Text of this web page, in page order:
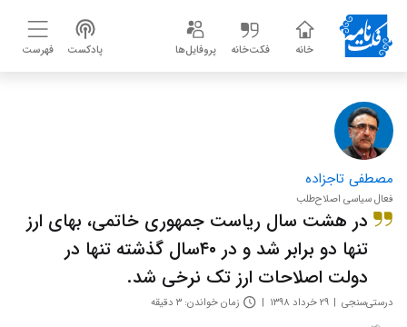
خانه فکت‌خانه پروفایل‌ها پادکست فهرست
مصطفی تاجزاده
فعال سیاسی اصلاح‌طلب
در هشت سال ریاست جمهوری خاتمی، بهای ارز
تنها دو برابر شد و در ۴۰سال گذشته تنها در
دولت اصلاحات ارز تک نرخی شد.
درستی‌سنجی ۲۹ خرداد ۱۳۹۸ زمان خواندن: ۳ دقیقه